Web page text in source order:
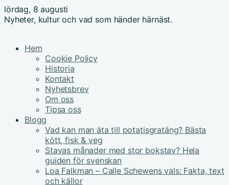
lördag, 8 augusti
Nyheter, kultur och vad som händer härnäst.
Hem
Cookie Policy
Historia
Kontakt
Nyhetsbrev
Om oss
Tipsa oss
Blogg
Vad kan man äta till potatisgratäng? Bästa
kött, fisk & veg
Stavas månader med stor bokstav? Hela
guiden för svenskan
Loa Falkman – Calle Schewens vals: Fakta, text
och källor